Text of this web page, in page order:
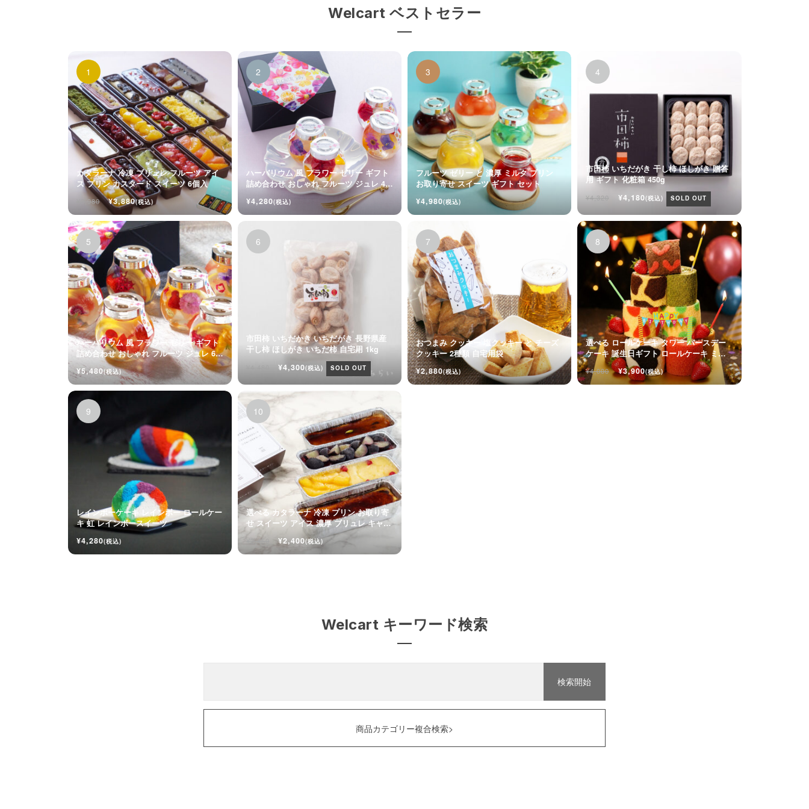
Welcart ベストセラー
カタラーナ 冷凍 ブリュレ フルーツ アイ
ス プリン カスタード スイーツ 6個入
¥3,980 ¥3,880(税込)
ハーバリウム 風 フラワー ゼリー ギフト
詰め合わせ おしゃれ フルーツ ジュレ 4個
¥4,280(税込)
フルーツ ゼリー と 濃厚 ミルク プリン
お取り寄せ スイーツ ギフト セット
¥4,980(税込)
市田柿 いちだがき 干し柿 ほしがき 贈答
用 ギフト 化粧箱 450g
¥4,320 ¥4,180(税込) SOLD OUT
ハーバリウム 風 フラワー ゼリー ギフト
詰め合わせ おしゃれ フルーツ ジュレ 6個
入
¥5,480(税込)
市田柿 いちだかき いちだがき 長野県産
干し柿 ほしがき いちだ柿 自宅用 1kg
¥4,300(税込) SOLD OUT
おつまみ クッキー 塩クッキー と チーズ
クッキー 2種類 自宅用袋
¥2,880(税込)
選べる ロールケーキ タワー バースデー
ケーキ 誕生日ギフト ロールケーキ ミニ
ケーキ
¥4,000 ¥3,900(税込)
レインボーケーキ レインボー ロールケー
キ 虹 レインボースイーツ
¥4,280(税込)
選べる カタラーナ 冷凍 プリン お取り寄
せ スイーツ アイス 濃厚 ブリュレ キャラ
メル
¥2,450 ¥2,400(税込)
Welcart キーワード検索
商品カテゴリー複合検索>